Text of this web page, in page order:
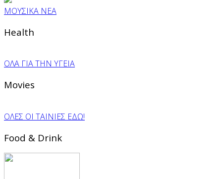
ΜΟΥΣΙΚΑ ΝΕΑ
Health
ΟΛΑ ΓΙΑ ΤΗΝ ΥΓΕΙΑ
Movies
ΟΛΕΣ ΟΙ ΤΑΙΝΙΕΣ ΕΔΩ!
Food & Drink